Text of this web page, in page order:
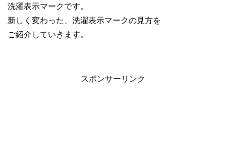
洗濯表示マークです。
新しく変わった、洗濯表示マークの見方を
ご紹介していきます。
スポンサーリンク